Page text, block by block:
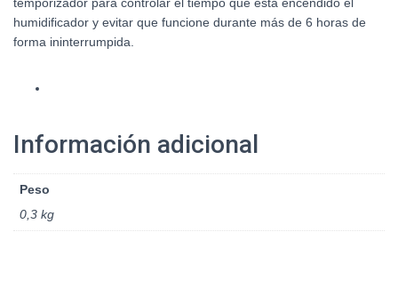
humidificador y evitar que funcione durante más de 6 horas de
forma ininterrumpida.
Información adicional
Peso
0,3 kg